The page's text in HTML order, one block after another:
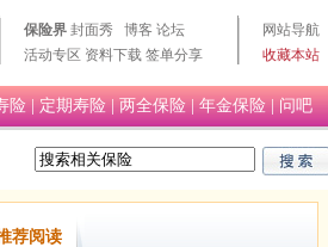
保险界 封面秀 博客 论坛
活动专区 资料下载 签单分享
网站导航
收藏本站
险|定期寿险|两全保险|年金保险|问吧
荐阅读